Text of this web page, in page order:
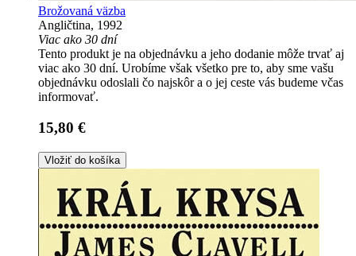
Brožovaná väzba
Angličtina, 1992
Viac ako 30 dní
Tento produkt je na objednávku a jeho dodanie môže trvať aj
viac ako 30 dní. Urobíme však všetko pre to, aby sme vašu
objednávku odoslali čo najskôr a o jej ceste vás budeme včas
informovať.
15,80 €
Vložiť do košíka